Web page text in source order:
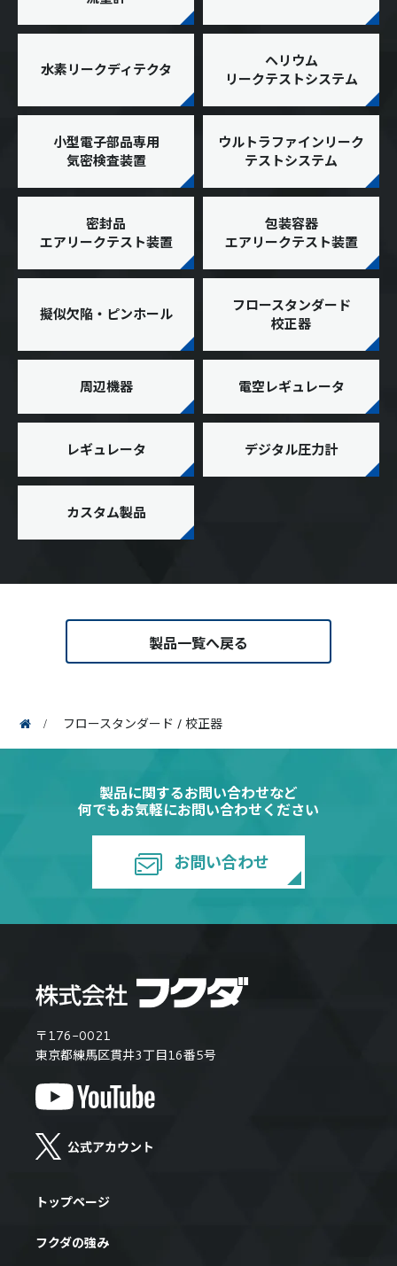
水素リークディテクタ
ヘリウム
リークテストシステム
小型電子部品専用
気密検査装置
ウルトラファインリーク
テストシステム
密封品
エアリークテスト装置
包装容器
エアリークテスト装置
擬似欠陥・ピンホール
フロースタンダード
校正器
周辺機器 電空レギュレータ
レギュレータ デジタル圧力計
カスタム製品
製品一覧へ戻る
フロースタンダード / 校正器
製品に関するお問い合わせなど
何でもお気軽にお問い合わせください
お問い合わせ
〒176-0021
東京都練馬区貫井3丁目16番5号
トップページ
フクダの強み